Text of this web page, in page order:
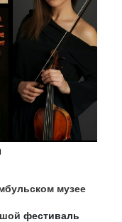
музее
фестиваль